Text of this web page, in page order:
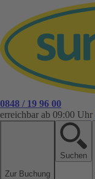
0848 / 19 96 00
erreichbar ab 09:00 Uhr
Zur Buchung
Suchen